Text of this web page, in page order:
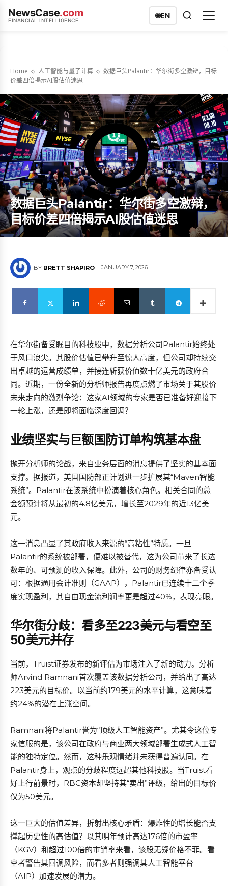
NewsCase.com
FINANCIAL INTELLIGENCE
🌐EN
Home 人工智能与量子计算
数据巨头Palantir：华尔街多空激辩，目标
价差四倍揭示AI股估值迷思
数据巨头Palantir：华尔街多空激辩，
目标价差四倍揭示AI股估值迷思
BY BRETT SHAPIRO JANUARY 7, 2026
在华尔街备受瞩目的科技股中，数据分析公司Palantir始终处
于风口浪尖。其股价估值已攀升至惊人高度，但公司却持续交
出卓越的运营成绩单，并接连斩获价值数十亿美元的政府合
同。近期，一份全新的分析师报告再度点燃了市场关于其股价
未来走向的激烈争论：这家AI领域的专家是否已准备好迎接下
一轮上涨，还是即将面临深度回调？
业绩坚实与巨额国防订单构筑基本盘
抛开分析师的论战，来自业务层面的消息提供了坚实的基本面
支撑。据报道，美国国防部正计划进一步扩展其“Maven智能
系统”。Palantir在该系统中扮演着核心角色。相关合同的总
金额预计将从最初的4.8亿美元，增长至2029年的近13亿美
元。
这一消息凸显了其政府收入来源的“高粘性”特质。一旦
Palantir的系统被部署，便难以被替代，这为公司带来了长达
数年的、可预测的收入保障。此外，公司的财务纪律亦备受认
可：根据通用会计准则（GAAP），Palantir已连续十二个季
度实现盈利，其自由现金流利润率更是超过40%，表现亮眼。
华尔街分歧：看多至223美元与看空至
50美元并存
当前，Truist证券发布的新评估为市场注入了新的动力。分析
师Arvind Ramnani首次覆盖该数据分析公司，并给出了高达
223美元的目标价。以当前约179美元的水平计算，这意味着
约24%的潜在上涨空间。
Ramnani将Palantir誉为“顶级人工智能资产”。尤其令这位专
家信服的是，该公司在政府与商业两大领域部署生成式人工智
能的独特定位。然而，这种乐观情绪并未获得普遍认同。在
Palantir身上，观点的分歧程度远超其他科技股。当Truist看
好上行前景时，RBC资本却坚持其“卖出”评级，给出的目标价
仅为50美元。
这一巨大的估值差异，折射出核心矛盾：爆炸性的增长能否支
撑起历史性的高估值？以其明年预计高达176倍的市盈率
（KGV）和超过100倍的市销率来看，该股无疑价格不菲。看
空者警告其回调风险，而看多者则强调其人工智能平台
（AIP）加速发展的潜力。